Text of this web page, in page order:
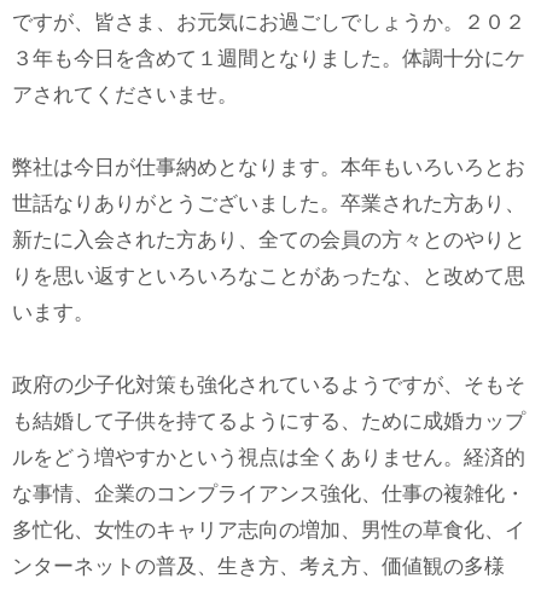
ですが、皆さま、お元気にお過ごしでしょうか。２０２
３年も今日を含めて１週間となりました。体調十分にケ
アされてくださいませ。
弊社は今日が仕事納めとなります。本年もいろいろとお
世話なりありがとうございました。卒業された方あり、
新たに入会された方あり、全ての会員の方々とのやりと
りを思い返すといろいろなことがあったな、と改めて思
います。
政府の少子化対策も強化されているようですが、そもそ
も結婚して子供を持てるようにする、ために成婚カップ
ルをどう増やすかという視点は全くありません。経済的
な事情、企業のコンプライアンス強化、仕事の複雑化・
多忙化、女性のキャリア志向の増加、男性の草食化、イ
ンターネットの普及、生き方、考え方、価値観の多様